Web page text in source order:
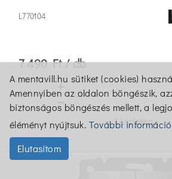
L770104
7 490 Ft / db
db
Készleten
A mentavill.hu sütiket (cookies)
Amennyiben az oldalon böngészik,
biztonságos böngészés mellett, a
éléményt nyújtsuk. További információ
Elutasítom